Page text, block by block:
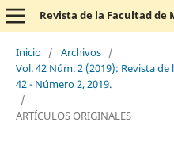
Revista de la Facultad de
Inicio / Archivos /
Vol. 42 Núm. 2 (2019): Revista
42 - Número 2, 2019.
/
ARTÍCULOS ORIGINALES